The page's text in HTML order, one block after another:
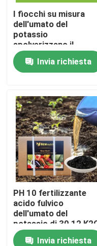
Casa
Prodotti
Circa noi
Giro della fabbrica
Controllo di qualità
Contattici
Richieda una
Fertilizzante
I fiocchi su misura
dell'umato del
potassio
spolverizzano il
granello il pH 9-11
Invia richiesta
PH 10 fertilizzante
acido fulvico
dell'umato del
potassio di 30 12
Invia richiesta